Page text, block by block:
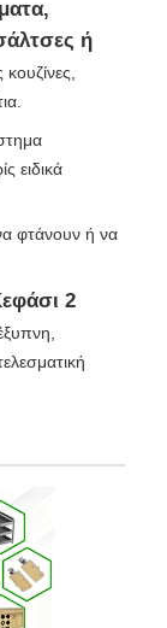
ή
κουζίνες,
ειδικά
φτάνουν ή να
2